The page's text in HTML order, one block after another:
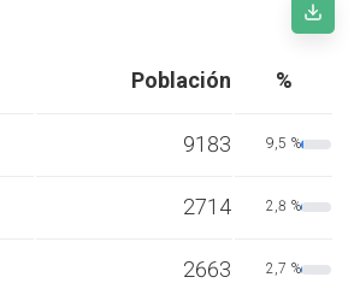
Población %
9183 9,5 %
2714 2,8 %
2663 2,7 %